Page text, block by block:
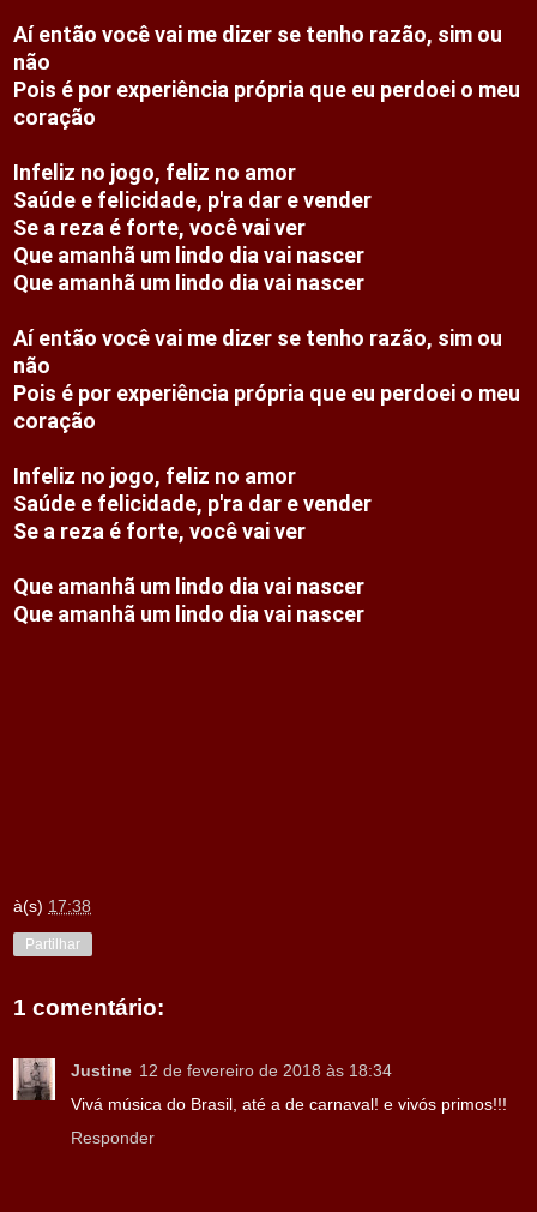
Aí então você vai me dizer se tenho razão, sim ou
não
Pois é por experiência própria que eu perdoei o meu
coração
Infeliz no jogo, feliz no amor
Saúde e felicidade, p'ra dar e vender
Se a reza é forte, você vai ver
Que amanhã um lindo dia vai nascer
Que amanhã um lindo dia vai nascer
Aí então você vai me dizer se tenho razão, sim ou
não
Pois é por experiência própria que eu perdoei o meu
coração
Infeliz no jogo, feliz no amor
Saúde e felicidade, p'ra dar e vender
Se a reza é forte, você vai ver
Que amanhã um lindo dia vai nascer
Que amanhã um lindo dia vai nascer
à(s) 17:38
Partilhar
1 comentário:
Justine 12 de fevereiro de 2018 às 18:34
Vivá música do Brasil, até a de carnaval! e vivós primos!!!
Responder